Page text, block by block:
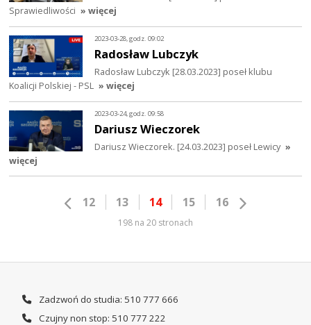
Sprawiedliwości » więcej
2023-03-28, godz. 09:02
Radosław Lubczyk
Radosław Lubczyk [28.03.2023] poseł klubu
Koalicji Polskiej - PSL » więcej
2023-03-24, godz. 09:58
Dariusz Wieczorek
Dariusz Wieczorek. [24.03.2023] poseł Lewicy »
więcej
12 13 14 15 16
198 na 20 stronach
Zadzwoń do studia: 510 777 666
Czujny non stop: 510 777 222